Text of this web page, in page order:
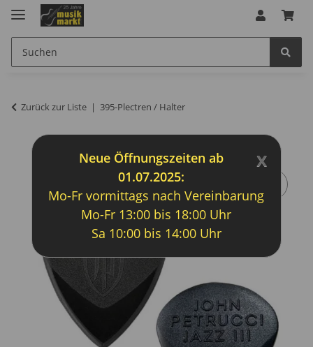
Zurück zur Liste 395-Plectren / Halter
x
Neue Öffnungszeiten ab
01.07.2025:
Mo-Fr vormittags nach Vereinbarung
Mo-Fr 13:00 bis 18:00 Uhr
Sa 10:00 bis 14:00 Uhr